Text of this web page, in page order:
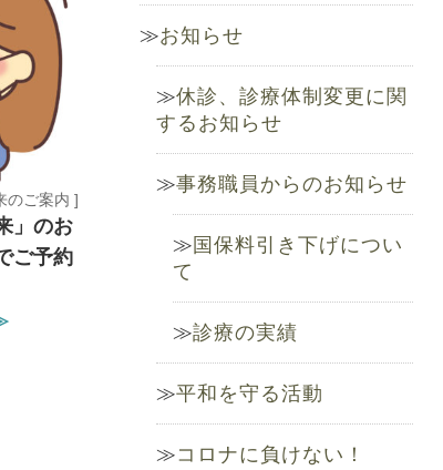
のご案内 ]
」のお
ご予約
お知らせ
休診、診療体制変更に関
するお知らせ
事務職員からのお知らせ
国保料引き下げについ
て
診療の実績
平和を守る活動
コロナに負けない！